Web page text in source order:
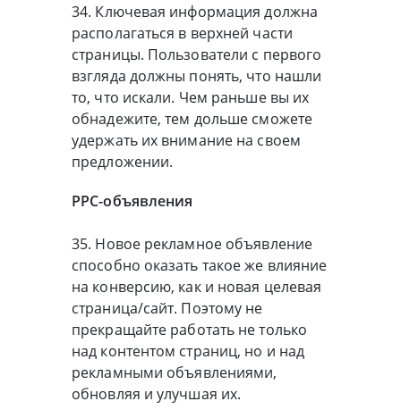
34. Ключевая информация должна
располагаться в верхней части
страницы. Пользователи с первого
взгляда должны понять, что нашли
то, что искали. Чем раньше вы их
обнадежите, тем дольше сможете
удержать их внимание на своем
предложении.
PPC-объявления
35. Новое рекламное объявление
способно оказать такое же влияние
на конверсию, как и новая целевая
страница/сайт. Поэтому не
прекращайте работать не только
над контентом страниц, но и над
рекламными объявлениями,
обновляя и улучшая их.